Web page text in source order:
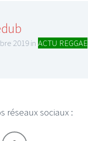
2019 in ACTU REGGAE
réseaux sociaux :